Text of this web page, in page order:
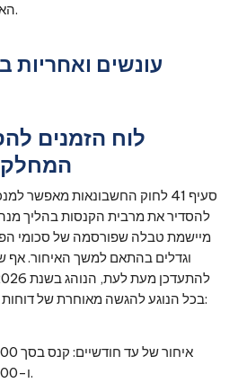
האחרונים של תקופת ההגשה.
עונשים ואחריות
לוח הזמנים
סעיף 41 לחוק החשבונאות
להסדיר את מרבית הקנסות בהליך
וגדלים בהתאם למשך האיחור. אף
בכל הנוגע להגשה מאוחרת של דוחות כספיים על ידי חברה בע"מ:
ו-1,000 באט על המנכ"ל.